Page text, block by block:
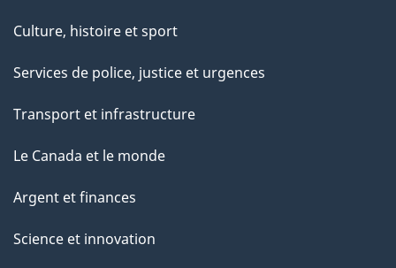
Culture, histoire et sport
Services de police, justice et urgences
Transport et infrastructure
Le Canada et le monde
Argent et finances
Science et innovation